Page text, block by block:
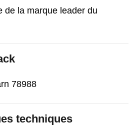
de la marque leader du
78988
techniques